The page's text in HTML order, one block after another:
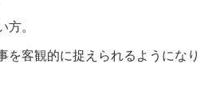
。
客観的に捉えられるようになり